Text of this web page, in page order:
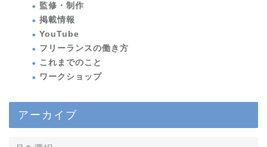
監修・制作
掲載情報
YouTube
フリーランスの働き方
これまでのこと
ワークショップ
アーカイブ